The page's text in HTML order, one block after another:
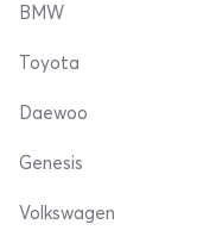
BMW
Toyota
Daewoo
Genesis
Volkswagen